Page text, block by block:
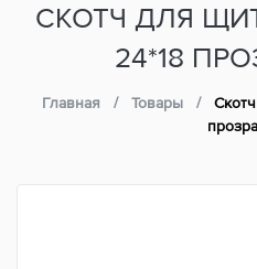
СКОТЧ ДЛЯ
24*18
Главная Товары